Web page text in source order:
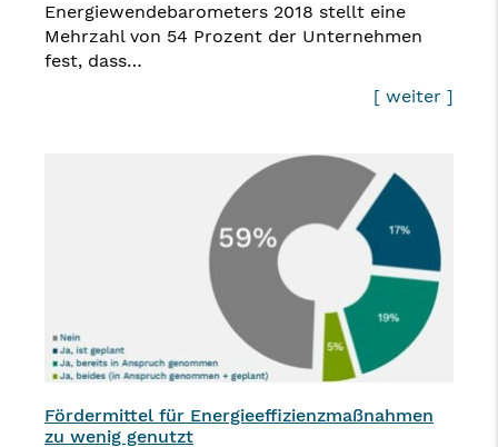
Energiewendebarometers 2018 stellt eine
Mehrzahl von 54 Prozent der Unternehmen
fest, dass…
[ weiter ]
Fördermittel für Energieeffizienzmaßnahmen
zu wenig genutzt